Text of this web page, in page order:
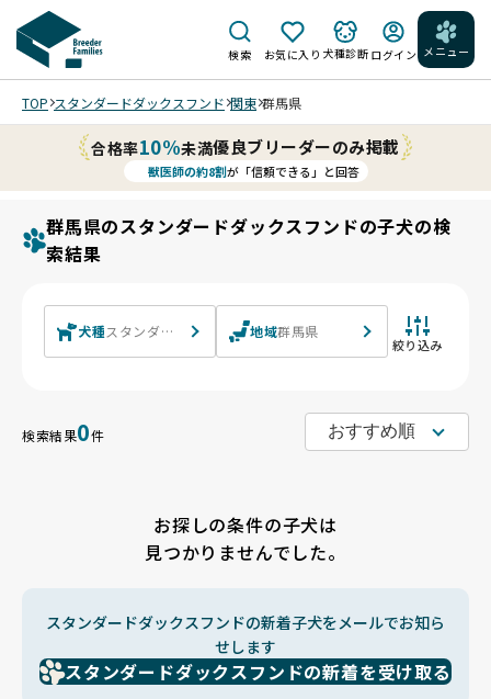
検索 お気に入り 犬種診断 ログイン メニュー
TOP スタンダードダックスフンド 関東 群馬県
合格率10%未満優良ブリーダーのみ掲載
獣医師の約8割が「信頼できる」と回答
群馬県のスタンダードダックスフンドの子犬の検
索結果
犬種スタンダードダックスフンド スタンダードダックスフンド(
地域群馬県
絞り込み
検索結果0件
お探しの条件の子犬は
見つかりませんでした。
スタンダードダックスフンドの新着子犬をメールでお知ら
せします
スタンダードダックスフンドの新着を受け取る